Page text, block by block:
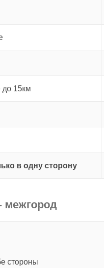
до 15км
в одну сторону
межгород
стороны